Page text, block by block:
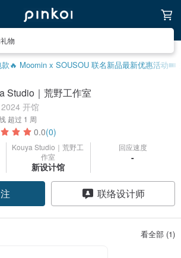
物
🔥 Moomin x SOUSOU 联名新品最新优惠活动🎟️
Studio｜荒野工作室
开馆
超过 1 周
0.0(0)
Kouya Studio｜荒野工
作室
新设计馆
回应速度
-
联络设计师
看全部 (1)